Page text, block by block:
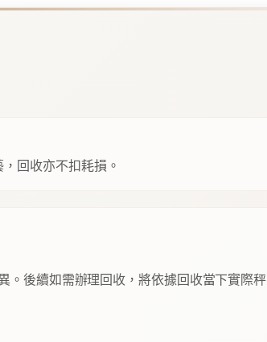
回收亦不扣耗損。
。後續如需辦理回收，將依據回收當下實際秤